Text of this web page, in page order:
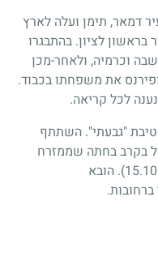
דמאר, תימן ועלה לארץ
בראשון לציון. בהתבגרו
וכרמיה, ולאחר-מכן
את משפחתו בכבוד.
לכל קריאה.
"גבעתי". השתתף
בקרב בחתה שממזרח
. הובא